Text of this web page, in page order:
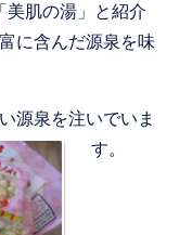
美肌の湯」と紹介
に含んだ源泉を味
源泉を注いでいま
す。